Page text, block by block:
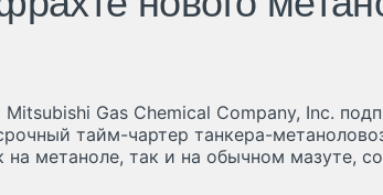
Gas Chemical Company, Inc.
тайм-чартер танкера-
метаноле, так и на обычном мазуте,